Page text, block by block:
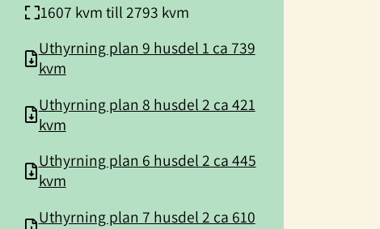
1607 kvm till 2793 kvm
Uthyrning plan 9 husdel 1 ca 739
kvm
Uthyrning plan 8 husdel 2 ca 421
kvm
Uthyrning plan 6 husdel 2 ca 445
kvm
Uthyrning plan 7 husdel 2 ca 610